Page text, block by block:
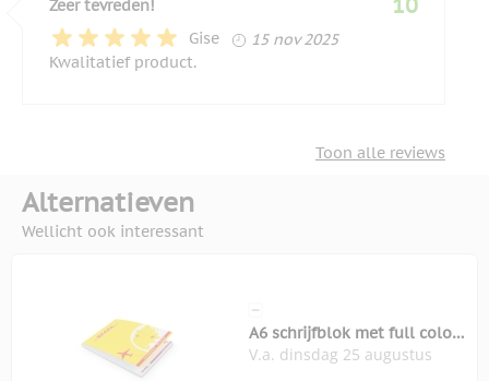
Zeer tevreden!
Gise
15 november 2025
15 nov 2025
10
Kwalitatief product.
Toon alle reviews
Alternatieven
Wellicht ook interessant
A6 schrijfblok met full colour
omslag
V.a. dinsdag 25 augustus